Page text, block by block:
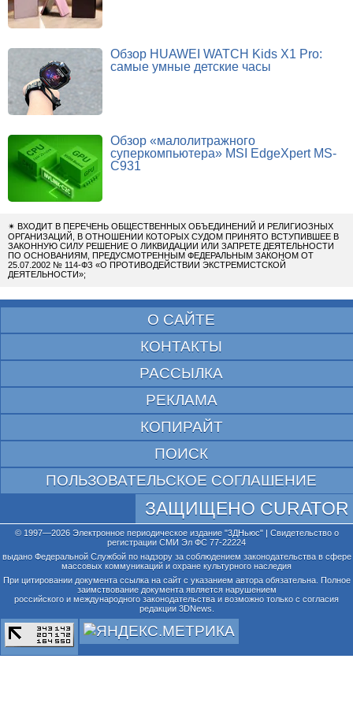
Обзор HUAWEI WATCH Kids X1 Pro:
самые умные детские часы
Обзор «малолитражного
суперкомпьютера» MSI EdgeXpert MS-
C931
✴ ВХОДИТ В ПЕРЕЧЕНЬ ОБЩЕСТВЕННЫХ ОБЪЕДИНЕНИЙ И РЕЛИГИОЗНЫХ
ОРГАНИЗАЦИЙ, В ОТНОШЕНИИ КОТОРЫХ СУДОМ ПРИНЯТО ВСТУПИВШЕЕ В
ЗАКОННУЮ СИЛУ РЕШЕНИЕ О ЛИКВИДАЦИИ ИЛИ ЗАПРЕТЕ ДЕЯТЕЛЬНОСТИ
ПО ОСНОВАНИЯМ, ПРЕДУСМОТРЕННЫМ ФЕДЕРАЛЬНЫМ ЗАКОНОМ ОТ
25.07.2002 № 114-ФЗ «О ПРОТИВОДЕЙСТВИИ ЭКСТРЕМИСТСКОЙ
ДЕЯТЕЛЬНОСТИ»;
О САЙТЕ
КОНТАКТЫ
РАССЫЛКА
РЕКЛАМА
КОПИРАЙТ
ПОИСК
ПОЛЬЗОВАТЕЛЬСКОЕ СОГЛАШЕНИЕ
ЗАЩИЩЕНО CURATOR
© 1997—2026 Электронное периодическое издание "3ДНьюс" | Свидетельство о
регистрации СМИ Эл ФС 77-22224
выдано Федеральной Службой по надзору за соблюдением законодательства в сфере
массовых коммуникаций и охране культурного наследия
При цитировании документа ссылка на сайт с указанием автора обязательна. Полное
заимствование документа является нарушением
российского и международного законодательства и возможно только с согласия
редакции 3DNews.